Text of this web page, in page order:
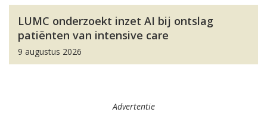
LUMC onderzoekt inzet AI bij ontslag
patiënten van intensive care
9 augustus 2026
Advertentie